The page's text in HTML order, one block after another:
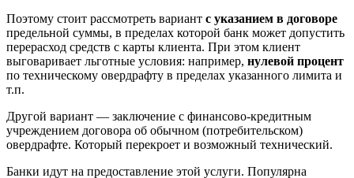
Поэтому стоит рассмотреть вариант с указанием в договоре
предельной суммы, в пределах которой банк может допустить
перерасход средств с карты клиента. При этом клиент
выговаривает льготные условия: например, нулевой процент
по техническому овердрафту в пределах указанного лимита и
т.п.
Другой вариант — заключение с финансово-кредитным
учреждением договора об обычном (потребительском)
овердрафте. Который перекроет и возможный технический.
Банки идут на предоставление этой услуги. Популярна